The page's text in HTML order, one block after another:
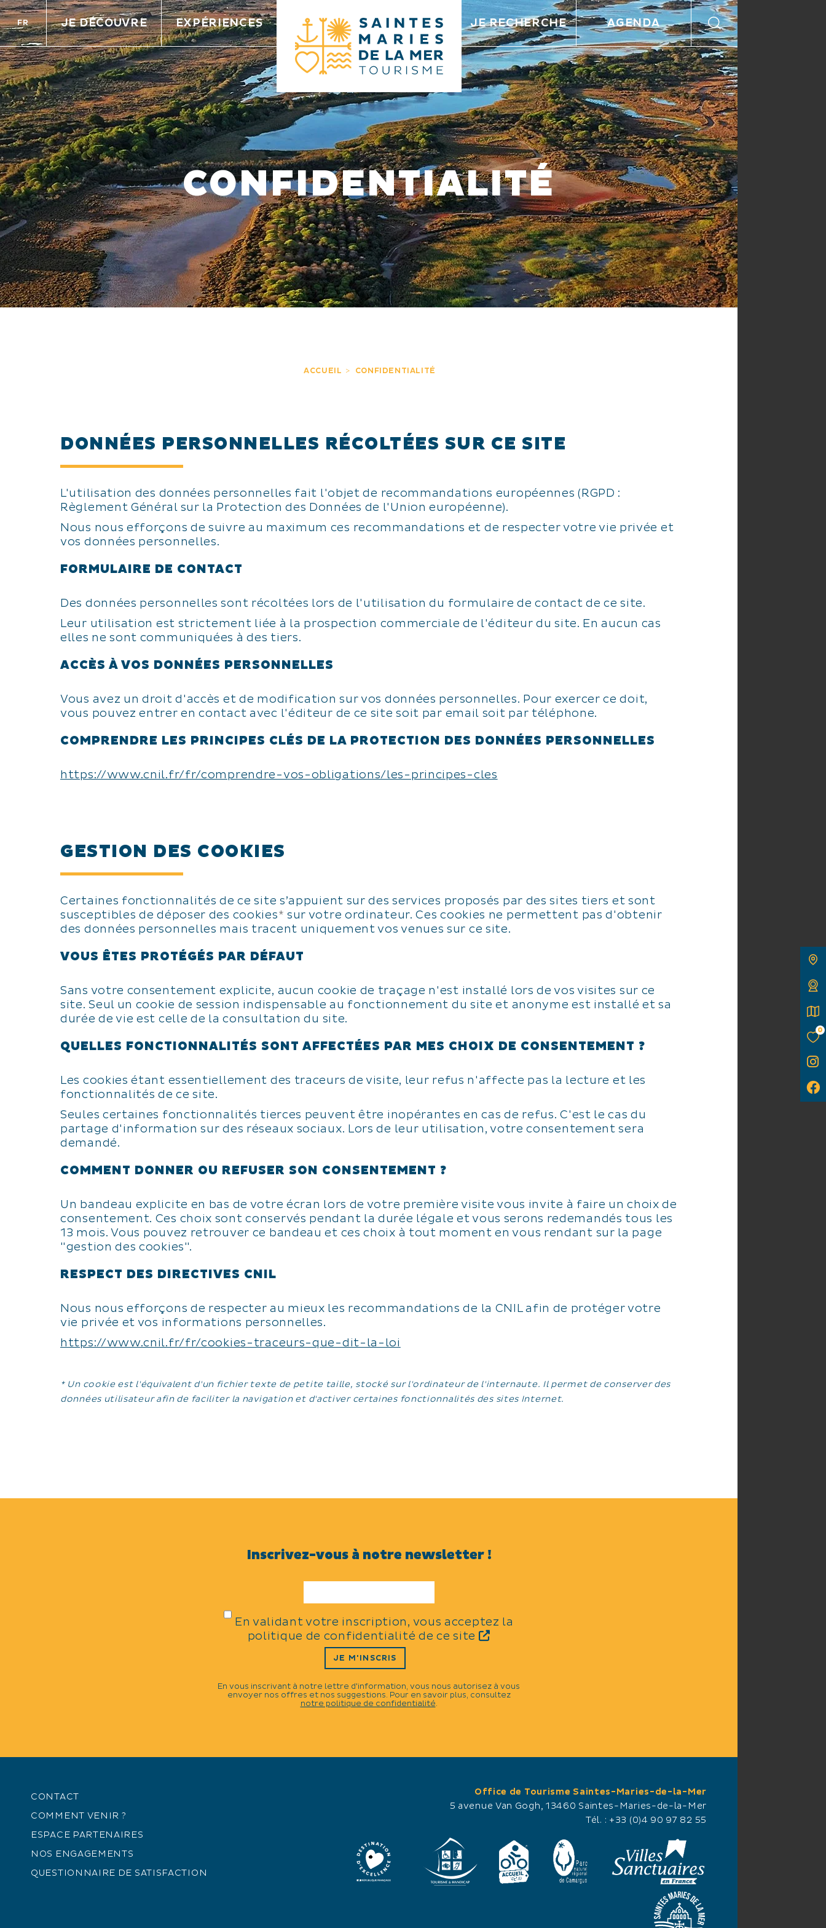
FR JE DÉCOUVRE EXPÉRIENCES JE RECHERCHE AGENDA
CONFIDENTIALITÉ
ACCUEIL CONFIDENTIALITÉ
DONNÉES PERSONNELLES RÉCOLTÉES SUR CE SITE
L'utilisation des données personnelles fait l'objet de recommandations européennes (RGPD :
Règlement Général sur la Protection des Données de l'Union européenne).
Nous nous efforçons de suivre au maximum ces recommandations et de respecter votre vie privée et
vos données personnelles.
FORMULAIRE DE CONTACT
Des données personnelles sont récoltées lors de l'utilisation du formulaire de contact de ce site.
Leur utilisation est strictement liée à la prospection commerciale de l'éditeur du site. En aucun cas
elles ne sont communiquées à des tiers.
ACCÈS À VOS DONNÉES PERSONNELLES
Vous avez un droit d'accès et de modification sur vos données personnelles. Pour exercer ce doit,
vous pouvez entrer en contact avec l'éditeur de ce site soit par email soit par téléphone.
COMPRENDRE LES PRINCIPES CLÉS DE LA PROTECTION DES DONNÉES PERSONNELLES
https://www.cnil.fr/fr/comprendre-vos-obligations/les-principes-cles
GESTION DES COOKIES
Certaines fonctionnalités de ce site s’appuient sur des services proposés par des sites tiers et sont
susceptibles de déposer des cookies* sur votre ordinateur. Ces cookies ne permettent pas d'obtenir
des données personnelles mais tracent uniquement vos venues sur ce site.
VOUS ÊTES PROTÉGÉS PAR DÉFAUT
Sans votre consentement explicite, aucun cookie de traçage n'est installé lors de vos visites sur ce
site. Seul un cookie de session indispensable au fonctionnement du site et anonyme est installé et sa
durée de vie est celle de la consultation du site.
QUELLES FONCTIONNALITÉS SONT AFFECTÉES PAR MES CHOIX DE CONSENTEMENT ?
Les cookies étant essentiellement des traceurs de visite, leur refus n'affecte pas la lecture et les
fonctionnalités de ce site.
Seules certaines fonctionnalités tierces peuvent être inopérantes en cas de refus. C'est le cas du
partage d'information sur des réseaux sociaux. Lors de leur utilisation, votre consentement sera
demandé.
COMMENT DONNER OU REFUSER SON CONSENTEMENT ?
Un bandeau explicite en bas de votre écran lors de votre première visite vous invite à faire un choix de
consentement. Ces choix sont conservés pendant la durée légale et vous serons redemandés tous les
13 mois. Vous pouvez retrouver ce bandeau et ces choix à tout moment en vous rendant sur la page
"gestion des cookies".
RESPECT DES DIRECTIVES CNIL
Nous nous efforçons de respecter au mieux les recommandations de la CNIL afin de protéger votre
vie privée et vos informations personnelles.
https://www.cnil.fr/fr/cookies-traceurs-que-dit-la-loi
* Un cookie est l'équivalent d'un fichier texte de petite taille, stocké sur l'ordinateur de l'internaute. Il permet de conserver des
données utilisateur afin de faciliter la navigation et d'activer certaines fonctionnalités des sites Internet.
0
Inscrivez-vous à notre newsletter !
En validant votre inscription, vous acceptez la
politique de confidentialité de ce site
JE M'INSCRIS
En vous inscrivant à notre lettre d'information, vous nous autorisez à vous
envoyer nos offres et nos suggestions. Pour en savoir plus, consultez
notre politique de confidentialité.
CONTACT
COMMENT VENIR ?
ESPACE PARTENAIRES
NOS ENGAGEMENTS
QUESTIONNAIRE DE SATISFACTION
Office de Tourisme Saintes-Maries-de-la-Mer
5 avenue Van Gogh, 13460 Saintes-Maries-de-la-Mer
Tél. : +33 (0)4 90 97 82 55